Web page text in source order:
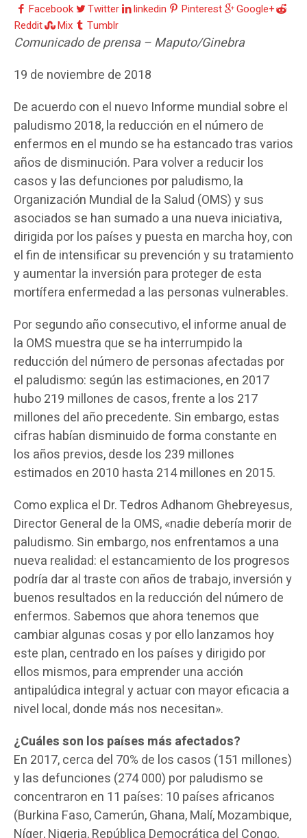
Facebook
Twitter linkedin Pinterest
Google+
Reddit
Mix Tumblr
Comunicado de prensa – Maputo/Ginebra
19 de noviembre de 2018
De acuerdo con el nuevo Informe mundial sobre el
paludismo 2018, la reducción en el número de
enfermos en el mundo se ha estancado tras varios
años de disminución. Para volver a reducir los
casos y las defunciones por paludismo, la
Organización Mundial de la Salud (OMS) y sus
asociados se han sumado a una nueva iniciativa,
dirigida por los países y puesta en marcha hoy, con
el fin de intensificar su prevención y su tratamiento
y aumentar la inversión para proteger de esta
mortífera enfermedad a las personas vulnerables.
Por segundo año consecutivo, el informe anual de
la OMS muestra que se ha interrumpido la
reducción del número de personas afectadas por
el paludismo: según las estimaciones, en 2017
hubo 219 millones de casos, frente a los 217
millones del año precedente. Sin embargo, estas
cifras habían disminuido de forma constante en
los años previos, desde los 239 millones
estimados en 2010 hasta 214 millones en 2015.
Como explica el Dr. Tedros Adhanom Ghebreyesus,
Director General de la OMS, «nadie debería morir de
paludismo. Sin embargo, nos enfrentamos a una
nueva realidad: el estancamiento de los progresos
podría dar al traste con años de trabajo, inversión y
buenos resultados en la reducción del número de
enfermos. Sabemos que ahora tenemos que
cambiar algunas cosas y por ello lanzamos hoy
este plan, centrado en los países y dirigido por
ellos mismos, para emprender una acción
antipalúdica integral y actuar con mayor eficacia a
nivel local, donde más nos necesitan».
¿Cuáles son los países más afectados?
En 2017, cerca del 70% de los casos (151 millones)
y las defunciones (274 000) por paludismo se
concentraron en 11 países: 10 países africanos
(Burkina Faso, Camerún, Ghana, Malí, Mozambique,
Níger, Nigeria, República Democrática del Congo,